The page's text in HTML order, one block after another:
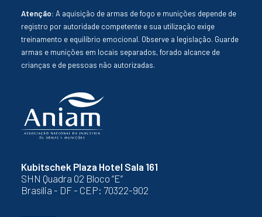
Kubitschek Plaza Hotel Sala 161
SHN Quadra 02 Bloco “E”
Brasília - DF - CEP: 70322-902
Atenção: A aquisição de armas de fogo e munições depende de
registro por autoridade competente e sua utilização exige
treinamento e equilíbrio emocional. Observe a legislação. Guarde
armas e munições em locais separados, forado alcance de
crianças e de pessoas não autorizadas.